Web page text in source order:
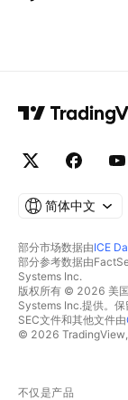
简体中文
部分市场数据由ICE
部分参考数据由
Systems Inc.
版权所有 © 2026 美
Systems Inc.提供。保
SEC文件和其他文件由
© 2026
不仅是产品